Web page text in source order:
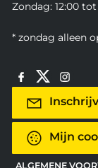
Zondag: 12:00 tot
* zondag alleen
Mijn
ALGEMENE